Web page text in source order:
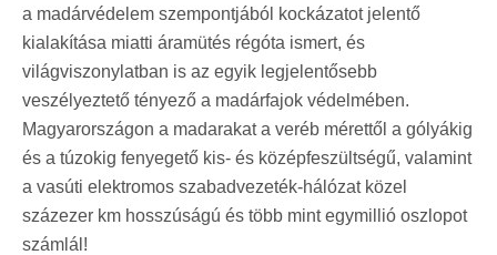
a madárvédelem szempontjából kockázatot jelentő
kialakítása miatti áramütés régóta ismert, és
világviszonylatban is az egyik legjelentősebb
veszélyeztető tényező a madárfajok védelmében.
Magyarországon a madarakat a veréb mérettől a gólyákig
és a túzokig fenyegető kis- és középfeszültségű, valamint
a vasúti elektromos szabadvezeték-hálózat közel
százezer km hosszúságú és több mint egymillió oszlopot
számlál!